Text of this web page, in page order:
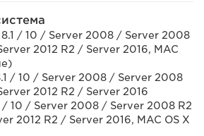
/ 10 / Server 2008 / Server 2008
2012 R2 / Server 2016, MAC
/ 10 / Server 2008 / Server 2008
2012 R2 / Server 2016
/ 10 / Server 2008 / Server 2008 R2
2012 R2 / Server 2016, MAC OS X